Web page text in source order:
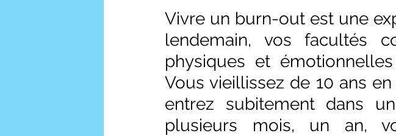
Vivre un burn-out est une
lendemain, vos facultés
physiques et
Vous vieillissez de 10 ans
entrez subitement dans
plusieurs mois, un an,